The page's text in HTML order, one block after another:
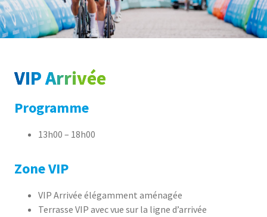
VIP Arrivée
Programme
13h00 – 18h00
Zone VIP
VIP Arrivée élégamment aménagée
Terrasse VIP avec vue sur la ligne d’arrivée